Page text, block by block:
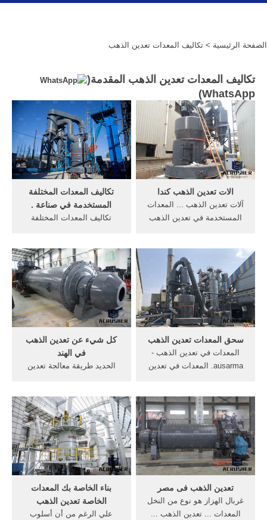
الصفحة الرئيسية > تكاليف المعدات تعدين الذهب
تكاليف المعدات تعدين الذهب المقدمة(
WhatsApp
)
تكاليف المعدات المختلفة
المستخدمة في صناعة .
تكاليف المعدات المختلفة
كسارة hj سلسلة
الات تعدين الذهب كندا
آلات تعدين الذهب ... المعدات
المستخدمة في تعدين الذهب
كل شيء عن تعدين الذهب
في الهند
الحديد طريقة معالجة تعدين
عيار 21 عيار 18 ...
سحق المعدات تعدين الذهب
المعدات في تعدين الذهب -
ausarma. المعدات في تعدين
بناء الخاصة بك المعدات
الخاصة تعدين الذهب
علي الرغم من أن أسلوب
تعدين الذهب فى مصر
غربال الهزاز هو نوع من النخل
المعدات ... تعدين الذهب ...